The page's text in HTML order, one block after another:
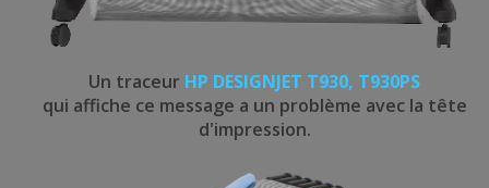
Un traceur HP DESIGNJET T930, T930PS
qui affiche ce message a un problème avec la tête
d'impression.